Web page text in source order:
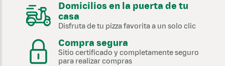
Domicilios en la puerta de tu
casa
Disfruta de tu pizza favorita a un solo clic
Compra segura
Sitio certificado y completamente seguro
para realizar compras